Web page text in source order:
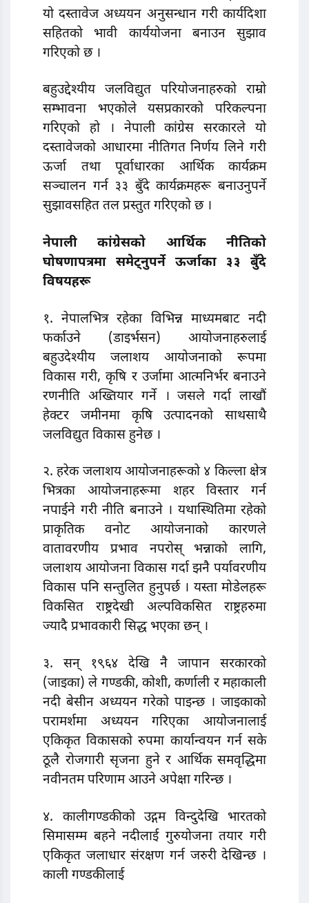
यो दस्तावेज अध्ययन अनुसन्धान गरी कार्यदिशा
सहितको भावी कार्ययोजना बनाउन सुझाव
गरिएको छ ।
बहुउद्देश्यीय जलविद्युत परियोजनाहरुको राम्रो
सम्भावना भएकोले यसप्रकारको परिकल्पना
गरिएको हो । नेपाली कांग्रेस सरकारले यो
दस्तावेजको आधारमा नीतिगत निर्णय लिने गरी
ऊर्जा तथा पूर्वाधारका आर्थिक कार्यक्रम
सञ्चालन गर्न ३३ बुँदे कार्यक्रमहरू बनाउनुपर्ने
सुझावसहित तल प्रस्तुत गरिएको छ ।
नेपाली कांग्रेसको आर्थिक नीतिको
घोषणापत्रमा समेट्नुपर्ने ऊर्जाका ३३ बुँदे
विषयहरू
१. नेपालभित्र रहेका विभिन्न माध्यमबाट नदी
फर्काउने (डाइर्भसन) आयोजनाहरुलाई
बहुउदेश्यीय जलाशय आयोजनाको रूपमा
विकास गरी, कृषि र उर्जामा आत्मनिर्भर बनाउने
रणनीति अख्तियार गर्ने । जसले गर्दा लाखौं
हेक्टर जमीनमा कृषि उत्पादनको साथसाथै
जलविद्युत विकास हुनेछ ।
२. हरेक जलाशय आयोजनाहरूको ४ किल्ला क्षेत्र
भित्रका आयोजनाहरूमा शहर विस्तार गर्न
नपाईने गरी नीति बनाउने । यथास्थितिमा रहेको
प्राकृतिक वनोट आयोजनाको कारणले
वातावरणीय प्रभाव नपरोस् भन्नाको लागि,
जलाशय आयोजना विकास गर्दा झनै पर्यावरणीय
विकास पनि सन्तुलित हुनुपर्छ । यस्ता मोडेलहरू
विकसित राष्ट्रदेखी अल्पविकसित राष्ट्रहरुमा
ज्यादै प्रभावकारी सिद्ध भएका छन् ।
३. सन् १९६४ देखि नै जापान सरकारको
(जाइका) ले गण्डकी, कोशी, कर्णाली र महाकाली
नदी बेसीन अध्ययन गरेको पाइन्छ । जाइकाको
परामर्शमा अध्ययन गरिएका आयोजनालाई
एकिकृत विकासको रुपमा कार्यान्वयन गर्न सके
ठूलै रोजगारी सृजना हुने र आर्थिक समवृद्धिमा
नवीनतम परिणाम आउने अपेक्षा गरिन्छ ।
४. कालीगण्डकीको उद्गम विन्दुदेखि भारतको
सिमासम्म बहने नदीलाई गुरुयोजना तयार गरी
एकिकृत जलाधार संरक्षण गर्न जरुरी देखिन्छ ।
काली गण्डकीलाई